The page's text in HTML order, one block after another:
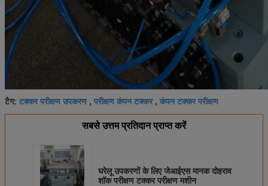
टैग: टक्कर परीक्षण उपकरण , परीक्षण कंपन टक्कर, कंपन टक्कर परीक्षण
सबसे उत्तम प्रतिदान प्राप्त करें
घरेलू उपकरणों के लिए जेआईएस मानक दोहराव
शॉक परीक्षण टक्कर परीक्षण मशीन